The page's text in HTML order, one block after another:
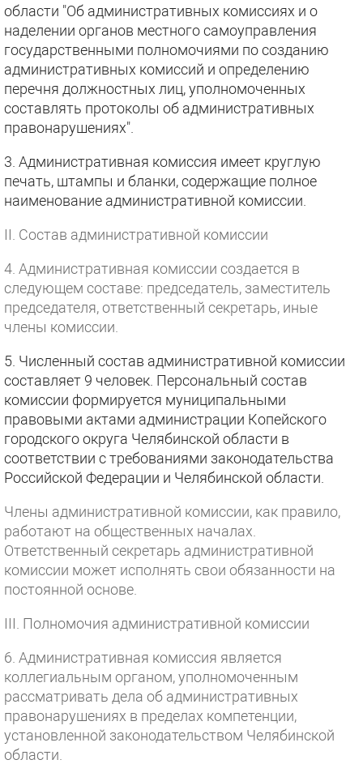
области "Об административных комиссиях и о
наделении органов местного самоуправления
государственными полномочиями по созданию
административных комиссий и определению
перечня должностных лиц, уполномоченных
составлять протоколы об административных
правонарушениях".
3. Административная комиссия имеет круглую
печать, штампы и бланки, содержащие полное
наименование административной комиссии.
II. Состав административной комиссии
4. Административная комиссии создается в
следующем составе: председатель, заместитель
председателя, ответственный секретарь, иные
члены комиссии.
5. Численный состав административной комиссии
составляет 9 человек. Персональный состав
комиссии формируется муниципальными
правовыми актами администрации Копейского
городского округа Челябинской области в
соответствии с требованиями законодательства
Российской Федерации и Челябинской области.
Члены административной комиссии, как правило,
работают на общественных началах.
Ответственный секретарь административной
комиссии может исполнять свои обязанности на
постоянной основе.
III. Полномочия административной комиссии
6. Административная комиссия является
коллегиальным органом, уполномоченным
рассматривать дела об административных
правонарушениях в пределах компетенции,
установленной законодательством Челябинской
области.